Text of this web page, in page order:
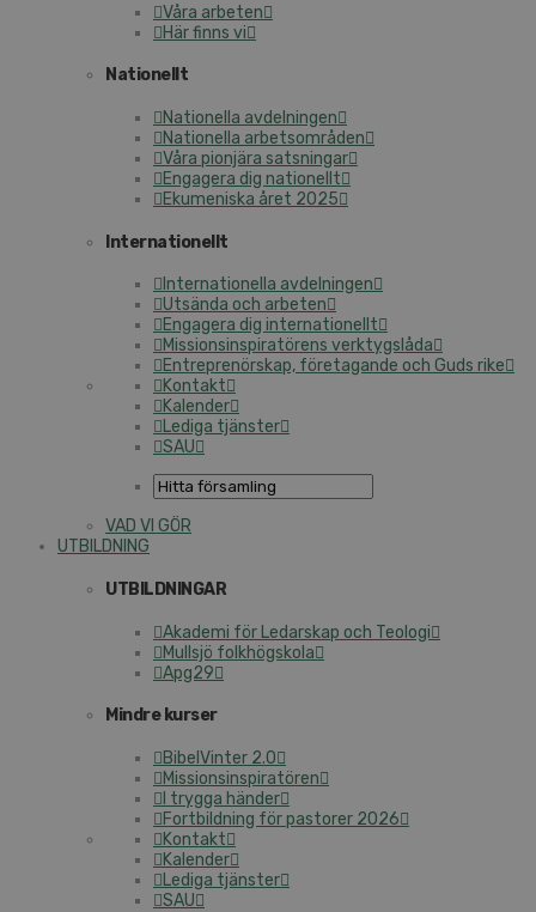
Våra arbeten
Här finns vi
Nationellt
Nationella avdelningen
Nationella arbetsområden
Våra pionjära satsningar
Engagera dig nationellt
Ekumeniska året 2025
Internationellt
Internationella avdelningen
Utsända och arbeten
Engagera dig internationellt
Missionsinspiratörens verktygslåda
Entreprenörskap, företagande och Guds rike
Kontakt
Kalender
Lediga tjänster
SAU
VAD VI GÖR
UTBILDNING
UTBILDNINGAR
Akademi för Ledarskap och Teologi
Mullsjö folkhögskola
Apg29
Mindre kurser
BibelVinter 2.0
Missionsinspiratören
I trygga händer
Fortbildning för pastorer 2026
Kontakt
Kalender
Lediga tjänster
SAU